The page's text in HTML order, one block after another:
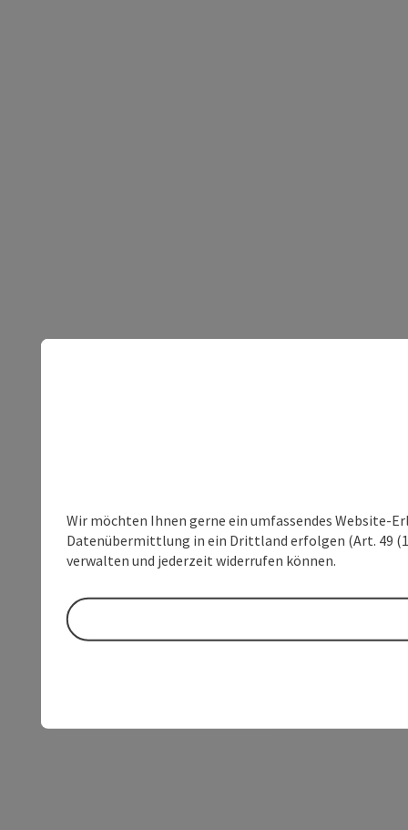
Wir möchten Ihnen gerne ein umfassendes Website-
Datenübermittlung in ein Drittland erfolgen (Art. 49
verwalten und jederzeit widerrufen können.